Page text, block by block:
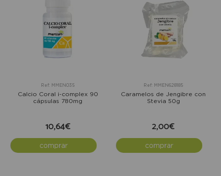
Ref: MMEN035
Calcio Coral i-complex 90
cápsulas 780mg
10,64€
comprar
Ref: MMEN628185
Caramelos de Jengibre con
Stevia 50g
2,00€
comprar